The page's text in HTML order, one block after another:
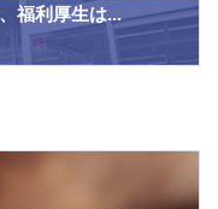
福利厚生は...